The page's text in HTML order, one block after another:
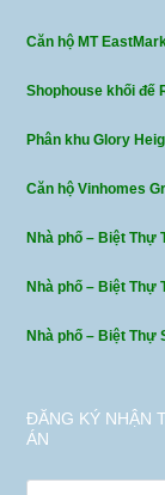
Căn hộ MT
Shophouse khối đế
Phân khu Glory
Căn hộ Vinhomes
Nhà phố – Biệt Thự
Nhà phố – Biệt Thự
Nhà phố – Biệt Thự
ĐĂNG KÝ NHẬN
ÁN